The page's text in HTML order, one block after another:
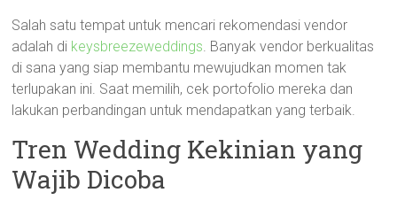
Salah satu tempat untuk mencari rekomendasi vendor
adalah di keysbreezeweddings. Banyak vendor berkualitas
di sana yang siap membantu mewujudkan momen tak
terlupakan ini. Saat memilih, cek portofolio mereka dan
lakukan perbandingan untuk mendapatkan yang terbaik.
Tren Wedding Kekinian yang
Wajib Dicoba